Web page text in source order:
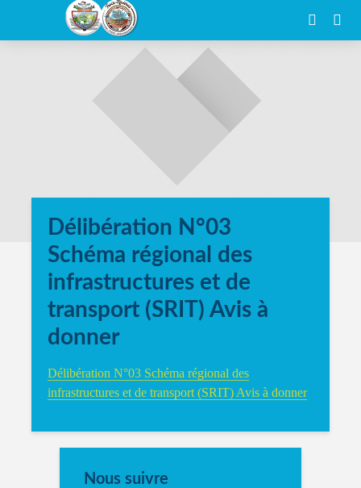
Délibération N°03
Schéma régional des
infrastructures et de
transport (SRIT) Avis à
donner
Délibération N°03 Schéma régional des
infrastructures et de transport (SRIT) Avis à donner
Nous suivre